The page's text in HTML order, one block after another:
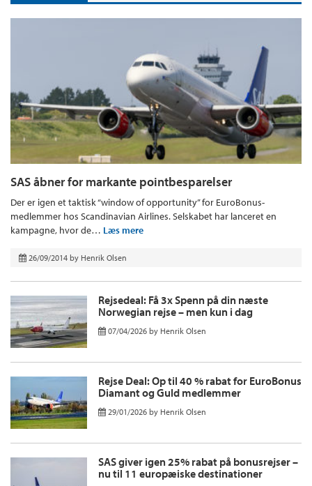
SAS åbner for markante pointbesparelser
Der er igen et taktisk “window of opportunity” for EuroBonus-
medlemmer hos Scandinavian Airlines. Selskabet har lanceret en
kampagne, hvor de… Læs mere
26/09/2014 by Henrik Olsen
Rejsedeal: Få 3x Spenn på din næste
Norwegian rejse – men kun i dag
07/04/2026 by Henrik Olsen
Rejse Deal: Op til 40 % rabat for EuroBonus
Diamant og Guld medlemmer
29/01/2026 by Henrik Olsen
SAS giver igen 25% rabat på bonusrejser –
nu til 11 europæiske destinationer